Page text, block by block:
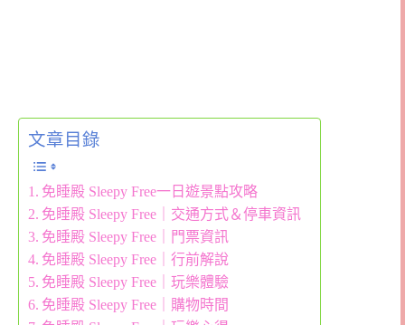
文章目錄
免睡殿 Sleepy Free一日遊景點攻略
免睡殿 Sleepy Free｜交通方式＆停車資訊
免睡殿 Sleepy Free｜門票資訊
免睡殿 Sleepy Free｜行前解說
免睡殿 Sleepy Free｜玩樂體驗
免睡殿 Sleepy Free｜購物時間